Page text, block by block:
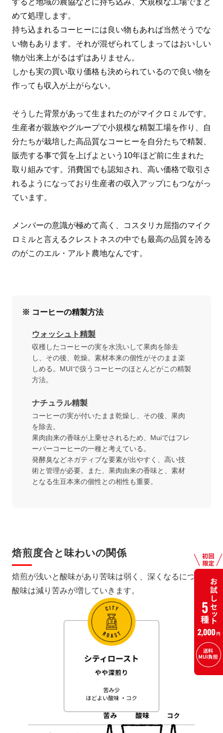
めて処理します。
持ち込まれるコーヒーには良い物もあれば当然そうでな
い物もあります。それが混ぜられてしまってはおいしい
物が出来上がるはずはありません。
しかも実の買い取り価格も決められているので良い物を
作っても収入が上がらない。
そうした背景があって生まれたのがマイクロミルです。
生産者が親族やグループで小規模な精製工場を作り、自
分たちが栽培した高品質なコーヒーを自分たちで精製、
販売する事で質を上げよという10年ほど前に生まれた
取り組みです。消費国でも認知され、高い価格で取引さ
れるようになっており生産者の収入アップにもつながっ
ています。
メンバーの意識が極めて高く、コスタリカ屈指のマイク
ロミルと言えるクレストネスの中でも最高の品質を誇る
のがこのエル・アルト農地なんです。
※ コーヒーの精製方法
ウォッシュト精製
収穫したコーヒーの実を水洗いして果肉を除去
し、その後、乾燥。素材本来の個性がそのまま楽
しめる。MUIで扱うコーヒーのほとんどがこの精製
方法。
ナチュラル精製
コーヒーの実が付いたまま乾燥し、その後、果肉
を除去。
果肉由来の香味が上乗せされるため、Muiではフレ
ーバーコーヒーの一種と考えている。
発酵臭などネガティブな要素が出やすく、高い技
術と管理が必要。また、果肉由来の香味と、素材
となる生豆本来の個性との相性も重要。
焙煎度合と味わいの関係
焙煎が浅いと酸味があり苦味は弱く、深くなるにつれて
酸味は減り苦みが増していきます。